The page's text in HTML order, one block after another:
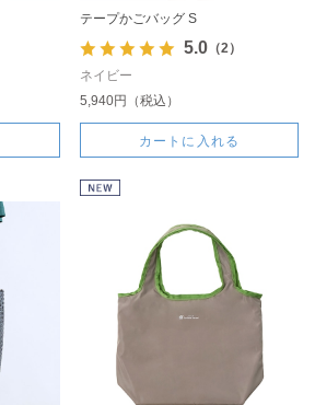
テープかごバッグ S
5.0（2）
ネイビー
5,940円（税込）
カートに入れる